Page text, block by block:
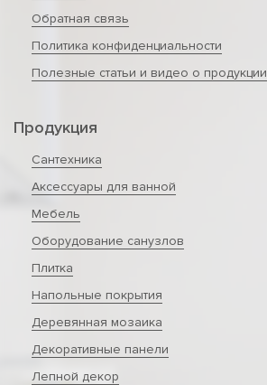
Обратная связь
Политика конфиденциальности
Полезные статьи и видео о продукции
Продукция
Сантехника
Аксессуары для ванной
Мебель
Оборудование санузлов
Плитка
Напольные покрытия
Деревянная мозаика
Декоративные панели
Лепной декор